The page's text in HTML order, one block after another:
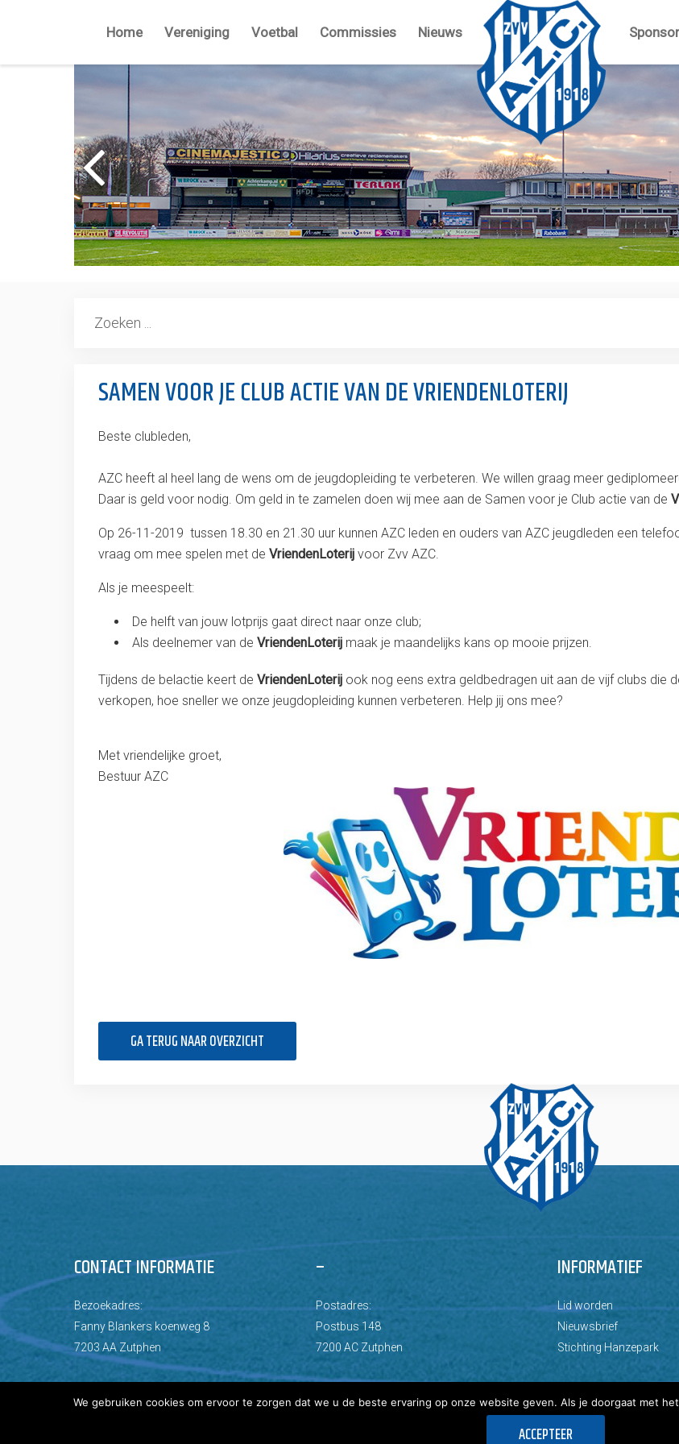
Home Vereniging Voetbal Commissies Nieuws
SAMEN VOOR JE CLUB ACTIE VAN DE VRIENDENLOTERIJ
Beste clubleden,
AZC heeft al heel lang de wens om de jeugdopleiding te verbeteren. We willen graag meer
Daar is geld voor nodig. Om geld in te zamelen doen wij mee aan de Samen voor je Club actie van de
Op 26-11-2019 tussen 18.30 en 21.30 uur kunnen AZC leden en ouders van AZC jeugdleden een
vraag om mee spelen met de VriendenLoterij voor Zvv AZC.
Als je meespeelt:
De helft van jouw lotprijs gaat direct naar onze club;
Als deelnemer van de VriendenLoterij maak je maandelijks kans op mooie prijzen.
Tijdens de belactie keert de VriendenLoterij ook nog eens extra geldbedragen uit aan de vijf clubs die
verkopen, hoe sneller we onze jeugdopleiding kunnen verbeteren. Help jij ons mee?
Met vriendelijke groet,
Bestuur AZC
GA TERUG NAAR OVERZICHT
CONTACT INFORMATIE
Bezoekadres:
Fanny Blankers koenweg 8
7203 AA Zutphen
–
Postadres:
Postbus 148
7200 AC Zutphen
INFORMATIEF
Lid worden
Nieuwsbrief
Stichting Hanzepark
We gebruiken cookies om ervoor te zorgen dat we u de beste ervaring op onze website geven. Als je doorgaat met
ACCEPTEER